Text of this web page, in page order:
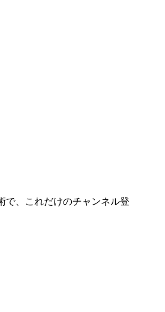
で、これだけのチャンネル登